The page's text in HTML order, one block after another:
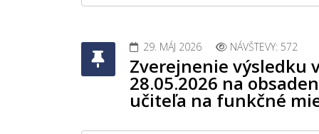
29. MÁJ 2026 NÁVŠTEVY: 572
Zverejnenie výsledku
28.05.2026 na
učiteľa na funkčné